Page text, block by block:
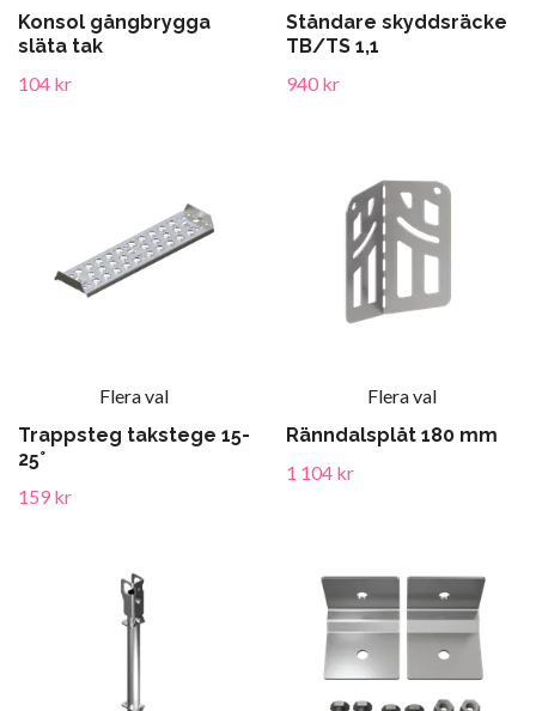
Konsol gångbrygga
släta tak
104 kr
Ståndare skyddsräcke
TB/TS 1,1
940 kr
Flera val
Trappsteg takstege 15-
25°
159 kr
Flera val
Ränndalsplåt 180 mm
1 104 kr